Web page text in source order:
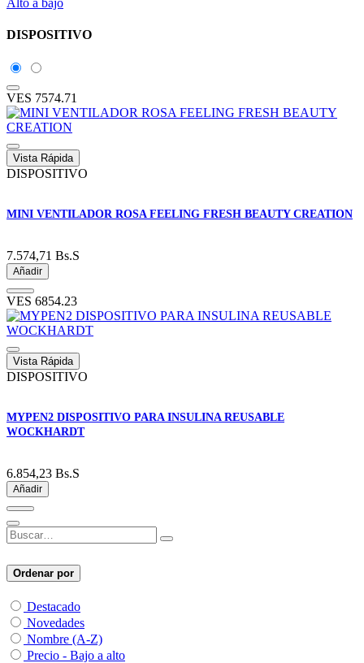
Alto a bajo
DISPOSITIVO
VES 7574.71
Vista Rápida
DISPOSITIVO
MINI VENTILADOR ROSA FEELING FRESH BEAUTY CREATION
7.574,71 Bs.S
Añadir
VES 6854.23
Vista Rápida
DISPOSITIVO
MYPEN2 DISPOSITIVO PARA INSULINA REUSABLE
WOCKHARDT
6.854,23 Bs.S
Añadir
Ordenar por
Destacado
Novedades
Nombre (A-Z)
Precio - Bajo a alto